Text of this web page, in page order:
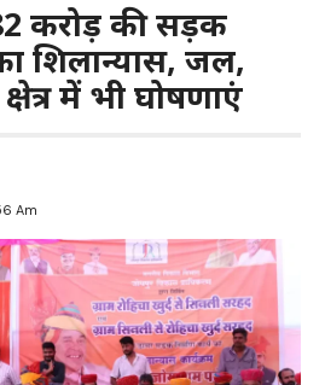
करोड़ की सड़क
शिलान्यास, जल,
में भी घोषणाएं
Am